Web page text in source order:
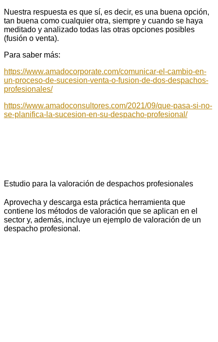
Nuestra respuesta es que sí, es decir, es una buena opción,
tan buena como cualquier otra, siempre y cuando se haya
meditado y analizado todas las otras opciones posibles
(fusión o venta).
Para saber más:
https://www.amadocorporate.com/comunicar-el-cambio-en-
un-proceso-de-sucesion-venta-o-fusion-de-dos-despachos-
profesionales/
https://www.amadoconsultores.com/2021/09/que-pasa-si-no-
se-planifica-la-sucesion-en-su-despacho-profesional/
Estudio para la valoración de despachos profesionales
Aprovecha y descarga esta práctica herramienta que
contiene los métodos de valoración que se aplican en el
sector y, además, incluye un ejemplo de valoración de un
despacho profesional.